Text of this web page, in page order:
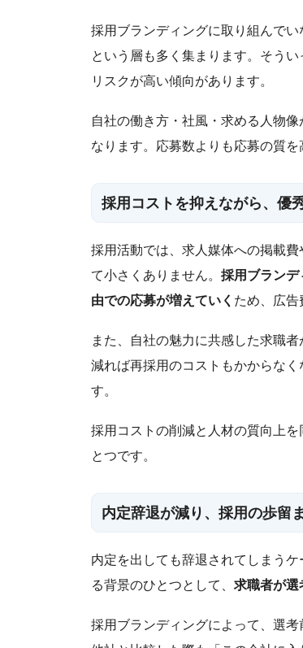
採用ブランディングに取り組んで
という層も多く集まります。そう
リスクが高い傾向があります。
自社の働き方・社風・求める人物
なります。応募数よりも応募の質
採用コストを抑えながら、優
採用活動では、求人媒体への掲載
て小さくありません。 採用ブラン
由での応募が増えていく ため、広告
また、自社の魅力に共感した求職
減れば再採用のコストもかからな
す。
採用コストの削減と人材の質向上
とつです。
内定辞退が減り、採用の歩留
内定を出しても辞退されてしまう
る背景のひとつとして、 求職者が選
採用ブランディングによって、選